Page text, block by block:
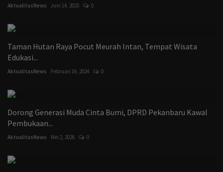
AktualitasNews Juni 14, 2025 0
Taman Hutan Raya Pocut Meurah Intan, Tempat Wisata
Edukasi...
AktualitasNews Februari 16, 2024 0
Dorong Generasi Muda Cinta Bumi, DPRD Pekanbaru Kawal
Pembukaan...
AktualitasNews Mei 2, 2026 0